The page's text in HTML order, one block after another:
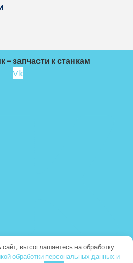
запчасти к станкам
Vk
вы соглашаетесь на обработку
обработки персональных данных и